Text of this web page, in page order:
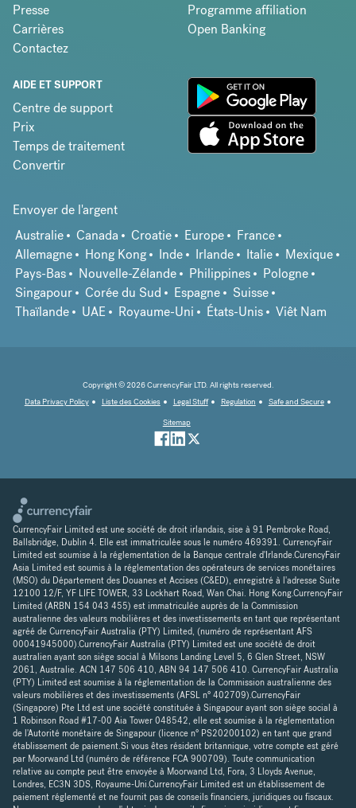
Presse
Carrières
Contactez
Programme affiliation
Open Banking
AIDE ET SUPPORT
Centre de support
Prix
Temps de traitement
Convertir
Envoyer de l'argent
Australie
Canada Croatie Europe
France
Allemagne
Hong Kong Inde Irlande Italie
Mexique
Pays-Bas
Nouvelle-Zélande Philippines
Pologne
Singapour
Corée du Sud Espagne
Suisse
Thaïlande
UAE Royaume-Uni États-Unis Viêt Nam
Copyright © 2026 CurrencyFair LTD. All rights reserved.
Data Privacy Policy
Liste des Cookies Legal Stuff Regulation
Safe and Secure
Sitemap
CurrencyFair Limited est une société de droit irlandais, sise à 91 Pembroke Road,
Ballsbridge, Dublin 4. Elle est immatriculée sous le numéro 469391. CurrencyFair
Limited est soumise à la réglementation de la Banque centrale d'Irlande.CurencyFair
Asia Limited est soumis à la réglementation des opérateurs de services monétaires
(MSO) du Département des Douanes et Accises (C&ED), enregistré à l'adresse Suite
12100 12/F, YF LIFE TOWER, 33 Lockhart Road, Wan Chai. Hong Kong.CurrencyFair
Limited (ARBN 154 043 455) est immatriculée auprès de la Commission
australienne des valeurs mobilières et des investissements en tant que représentant
agréé de CurrencyFair Australia (PTY) Limited, (numéro de représentant AFS
00041945000).CurrencyFair Australia (PTY) Limited est une société de droit
australien ayant son siège social à Milsons Landing Level 5, 6 Glen Street, NSW
2061, Australie. ACN 147 506 410, ABN 94 147 506 410. CurrencyFair Australia
(PTY) Limited est soumise à la réglementation de la Commission australienne des
valeurs mobilières et des investissements (AFSL n° 402709).CurrencyFair
(Singapore) Pte Ltd est une société constituée à Singapour ayant son siège social à
1 Robinson Road #17-00 Aia Tower 048542, elle est soumise à la réglementation
de l'Autorité monétaire de Singapour (licence n° PS20200102) en tant que grand
établissement de paiement.Si vous êtes résident britannique, votre compte est géré
par Moorwand Ltd (numéro de référence FCA 900709). Toute communication
relative au compte peut être envoyée à Moorwand Ltd, Fora, 3 Lloyds Avenue,
Londres, EC3N 3DS, Royaume-Uni.CurrencyFair Limited est un établissement de
paiement réglementé et ne fournit pas de conseils financiers, juridiques ou fiscaux.